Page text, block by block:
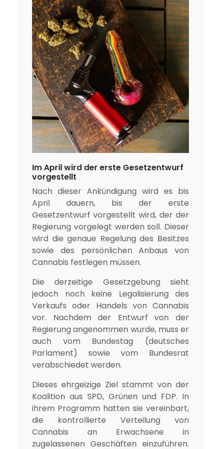
Im April wird der erste Gesetzentwurf
vorgestellt
Nach dieser Ankündigung wird es bis
April dauern, bis der erste
Gesetzentwurf vorgestellt wird, der der
Regierung vorgelegt werden soll. Dieser
wird die genaue Regelung des Besitzes
sowie des persönlichen Anbaus von
Cannabis festlegen müssen.
Die derzeitige Gesetzgebung sieht
jedoch noch keine Legalisierung des
Verkaufs oder Handels von Cannabis
vor. Nachdem der Entwurf von der
Regierung angenommen wurde, muss er
auch vom Bundestag (deutsches
Parlament) sowie vom Bundesrat
verabschiedet werden.
Dieses ehrgeizige Ziel stammt von der
Koalition aus SPD, Grünen und FDP. In
ihrem Programm hatten sie vereinbart,
die kontrollierte Verteilung von
Cannabis an Erwachsene in
zugelassenen Geschäften einzuführen.